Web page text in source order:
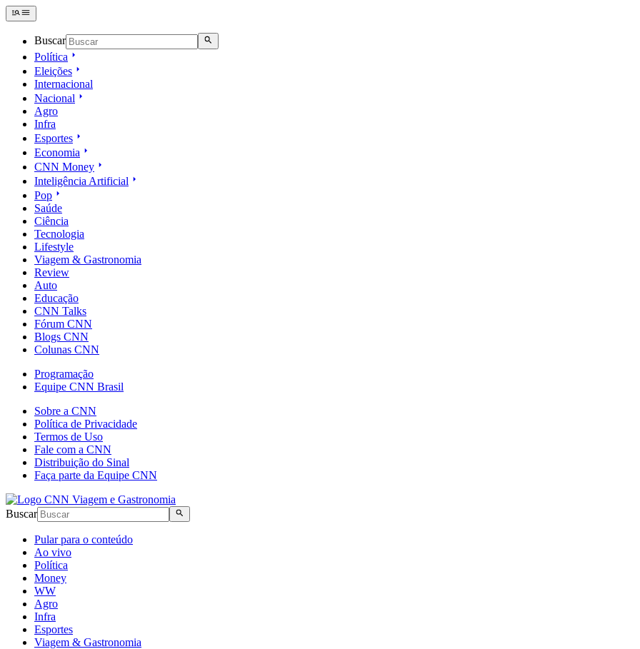
Buscar
Política
Eleições
Internacional
Nacional
Agro
Infra
Esportes
Economia
CNN Money
Inteligência Artificial
Pop
Saúde
Ciência
Tecnologia
Lifestyle
Viagem & Gastronomia
Review
Auto
Educação
CNN Talks
Fórum CNN
Blogs CNN
Colunas CNN
Programação
Equipe CNN Brasil
Sobre a CNN
Política de Privacidade
Termos de Uso
Fale com a CNN
Distribuição do Sinal
Faça parte da Equipe CNN
Buscar
Pular para o conteúdo
Ao vivo
Política
Money
WW
Agro
Infra
Esportes
Viagem & Gastronomia